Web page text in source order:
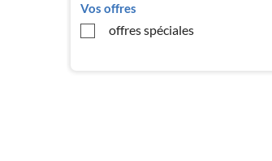
Vos offres
offres spéciales